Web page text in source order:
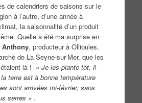
de calendriers de saisons sur le
à l’autre, d’une année à
la saisonnalité d’un produit
Quelle a été ma surprise en
Anthony, producteur à Ollioules,
de La Seyne-sur-Mer, que les
là ! » Je les plante tôt, il
terre est à bonne température
sont arrivées mi-février, sans
serres « .